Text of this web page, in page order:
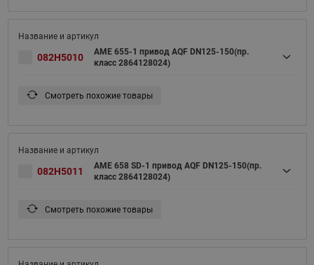
082H5010
AME 655-1 привод AQF DN125-150(пр.
класс 2864128024)
Смотреть похожие товары
082H5011
AME 658 SD-1 привод AQF DN125-150(пр.
класс 2864128024)
Смотреть похожие товары